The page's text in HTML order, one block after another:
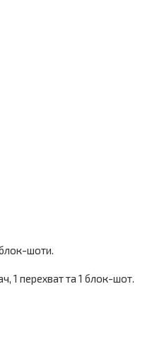
шоти.
1 перехват та 1 блок-шот.